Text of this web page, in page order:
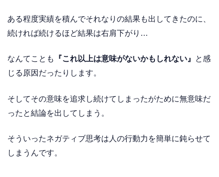
ある程度実績を積んでそれなりの結果も出してきたのに、
続ければ続けるほど結果は右肩下がり…
なんてことも 『これ以上は意味がないかもしれない』
と感
じる原因だったりします。
そしてその意味を追求し続けてしまったがために無意味だ
ったと結論を出してしまう。
そういったネガティブ思考は人の行動力を簡単に鈍らせて
しまうんです。